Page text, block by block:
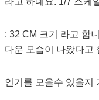
: 32 CM 크기 라고 합
다운 모습이 나왔다고
인기를 모을수 있을지